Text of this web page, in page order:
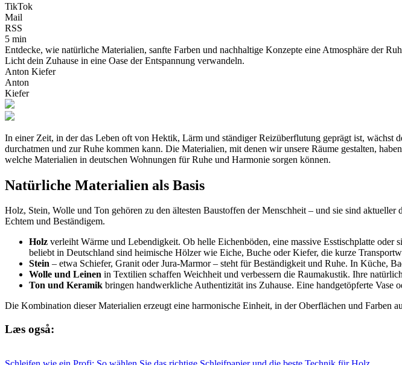
TikTok
Mail
RSS
5 min
Entdecke, wie natürliche Materialien, sanfte Farben und nachhaltige Konzepte eine Atmosphäre der
Licht dein Zuhause in eine Oase der Entspannung verwandeln.
Anton Kiefer
Anton
Kiefer
In einer Zeit, in der das Leben oft von Hektik, Lärm und ständiger Reizüberflutung geprägt ist, wächst
durchatmen und zur Ruhe kommen kann. Die Materialien, mit denen wir unsere Räume gestalten,
welche Materialien in deutschen Wohnungen für Ruhe und Harmonie sorgen können.
Natürliche Materialien als Basis
Holz, Stein, Wolle und Ton gehören zu den ältesten Baustoffen der Menschheit – und sie sind
Echtem und Beständigem.
Holz verleiht Wärme und Lebendigkeit. Ob helle Eichenböden, eine massive Esstischplatte
beliebt in Deutschland sind heimische Hölzer wie Eiche, Buche oder Kiefer, die kurze
Stein – etwa Schiefer, Granit oder Jura-Marmor – steht für Beständigkeit und Ruhe. In Küche,
Wolle und Leinen in Textilien schaffen Weichheit und verbessern die Raumakustik. Ihre
Ton und Keramik bringen handwerkliche Authentizität ins Zuhause. Eine handgetöpferte Vase
Die Kombination dieser Materialien erzeugt eine harmonische Einheit, in der Oberflächen und Farben
Læs også: